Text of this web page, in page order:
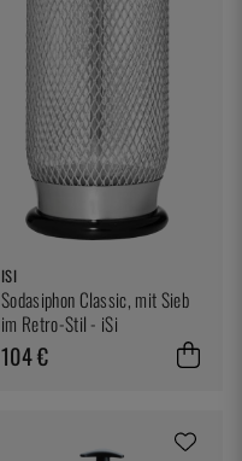
ISI
Sodasiphon Classic, mit Sieb
im Retro-Stil - iSi
104 €